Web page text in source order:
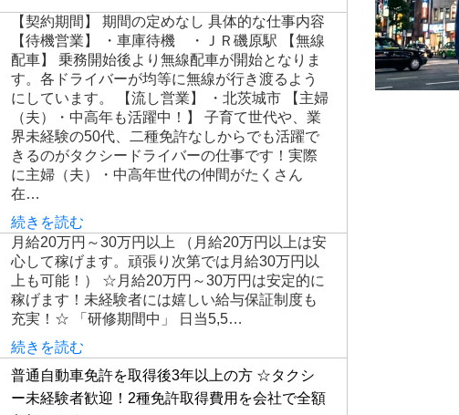
【契約期間】 期間の定めなし 具体的な仕事内容
【待機営業】 ・車庫待機 ・ＪＲ磯原駅 【無線
配車】 乗務開始後より無線配車が開始となりま
す。各ドライバーが均等に無線が行き渡るよう
にしています。 【流し営業】 ・北茨城市 【主婦
（夫）・中高年も活躍中！】 子育て世代や、業
界未経験の50代、二種免許なしからでも活躍で
きるのがタクシードライバーの仕事です！実際
に主婦（夫）・中高年世代の仲間がたくさん
在…
続きを読む
月給20万円～30万円以上 （月給20万円以上は安
心して稼げます。頑張り次第では月給30万円以
上も可能！） ☆月給20万円～30万円は安定的に
稼げます！未経験者には嬉しい給与保証制度も
充実！☆ 「研修期間中」 日当5,5…
続きを読む
普通自動車免許を取得後3年以上の方 ☆タクシ
ー未経験者歓迎！2種免許取得費用を会社で全額